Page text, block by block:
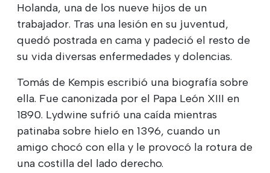
Holanda, una de los nueve hijos de un
trabajador. Tras una lesión en su juventud,
quedó postrada en cama y padeció el resto de
su vida diversas enfermedades y dolencias.
Tomás de Kempis escribió una biografía sobre
ella. Fue canonizada por el Papa León XIII en
1890. Lydwine sufrió una caída mientras
patinaba sobre hielo en 1396, cuando un
amigo chocó con ella y le provocó la rotura de
una costilla del lado derecho.